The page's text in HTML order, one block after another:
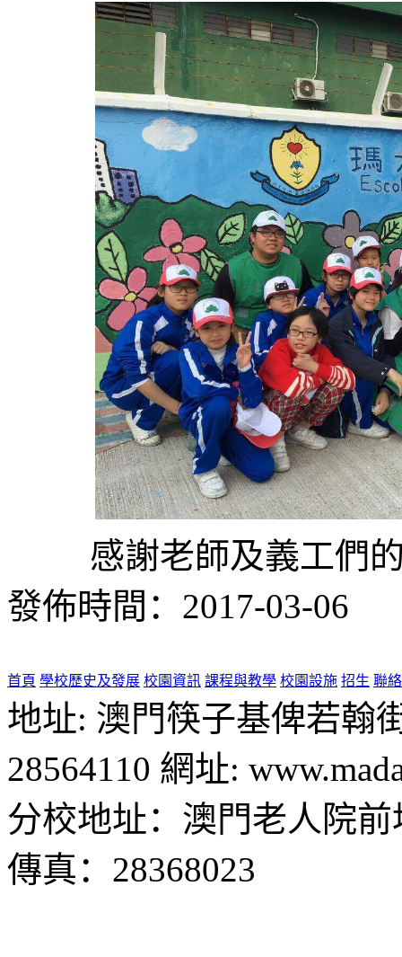
感謝老師及義工們
發佈時間：2017-03-06
首頁 學校歷史及發展 校園資訊 課程與教學 校園設施 招生 聯
地址: 澳門筷子基俾若翰
28564110 網址:
分校地址：澳門老人院
傳真：28368023